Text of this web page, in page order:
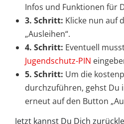
Infos und Funktionen für
3. Schritt: Klicke nun auf
„Ausleihen“.
4. Schritt: Eventuell
Jugendschutz-PIN
5. Schritt: Um die
durchzuführen, gehst Du
erneut auf den Button
Jetzt kannst Du Dich